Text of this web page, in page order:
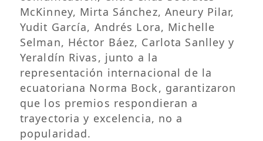
McKinney, Mirta Sánchez, Aneury Pilar,
Yudit García, Andrés Lora, Michelle
Selman, Héctor Báez, Carlota Sanlley y
Yeraldín Rivas, junto a la
representación internacional de la
ecuatoriana Norma Bock, garantizaron
que los premios respondieran a
trayectoria y excelencia, no a
popularidad.